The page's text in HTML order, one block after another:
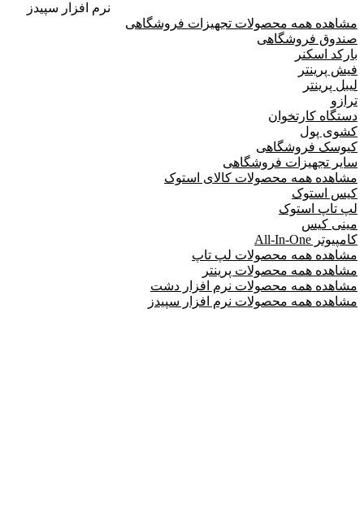
نرم افزار سپیدز
مشاهده همه محصولات تجهیزات فروشگاهی
صندوق فروشگاهی
بارکد اسکنر
فیش پرینتر
لیبل پرینتر
ترازو
دستگاه کارتخوان
کشوی پول
کیوسک فروشگاهی
سایر تجهیزات فروشگاهی
مشاهده همه محصولات کالای استوک
کیس استوک
لپ تاپ استوک
مینی کیس
کامپیوتر All-In-One
مشاهده همه محصولات لپ تاپ
مشاهده همه محصولات پرینتر
مشاهده همه محصولات نرم افزار دشت
مشاهده همه محصولات نرم افزار سپیدز